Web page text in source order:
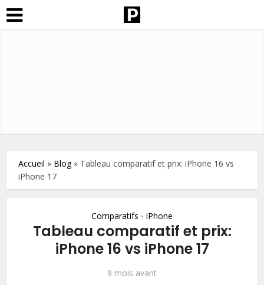
Accueil » Blog» Tableau comparatif et prix: iPhone 16 vs
iPhone 17
Comparatifs • iPhone
Tableau comparatif et prix:
iPhone 16 vs iPhone 17
9 mois avant